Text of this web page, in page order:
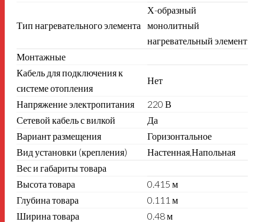
Тип нагревательного элемента
Х-образный
монолитный
нагревательный элемент
Монтажные
Кабель для подключения к
системе отопления
Нет
Напряжение электропитания
220 В
Сетевой кабель с вилкой
Да
Вариант размещения
Горизонтальное
Вид установки (крепления)
Настенная,Напольная
Вес и габариты товара
Высота товара
0.415 м
Глубина товара
0.111 м
Ширина товара
0.48 м